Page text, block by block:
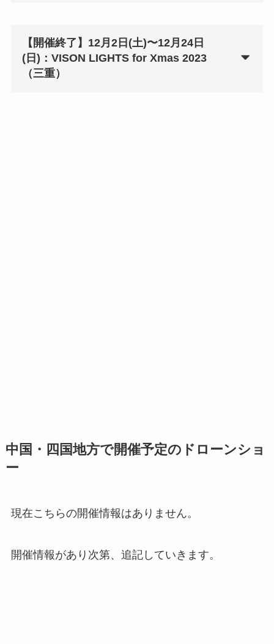
【開催終了】12月2日(土)〜12月24日
(日)：VISON LIGHTS for Xmas 2023
（三重）
中国・四国地方で開催予定のドローンショ
ー
現在こちらの開催情報はありません。
開催情報があり次第、追記していきます。